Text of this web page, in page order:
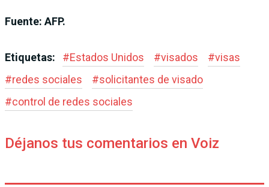
Fuente: AFP.
Etiquetas: #Estados Unidos #visados #visas
#redes sociales #solicitantes de visado
#control de redes sociales
Déjanos tus comentarios en Voiz